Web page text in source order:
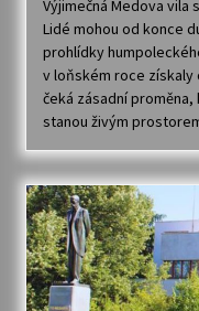
Výjimečná Medova vila
Lidé mohou od konce
prohlídky
v loňském roce získaly
čeká zásadní
stanou živým